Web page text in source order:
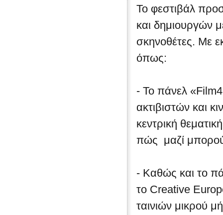
Το φεστιβάλ
και δημιουργών
σκηνοθέτες. Με
όπως:
- Το πάνελ
ακτιβιστών και
κεντρική
πώς μαζί
- Καθώς και το
το Creative
ταινιών μικρού